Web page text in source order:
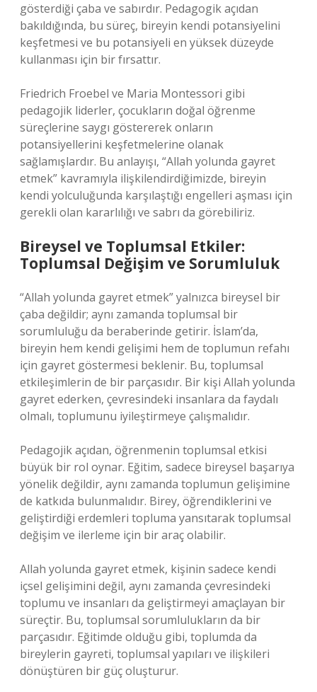
gösterdiği çaba ve sabırdır. Pedagogik açıdan
bakıldığında, bu süreç, bireyin kendi potansiyelini
keşfetmesi ve bu potansiyeli en yüksek düzeyde
kullanması için bir fırsattır.
Friedrich Froebel ve Maria Montessori gibi
pedagojik liderler, çocukların doğal öğrenme
süreçlerine saygı göstererek onların
potansiyellerini keşfetmelerine olanak
sağlamışlardır. Bu anlayışı, “Allah yolunda gayret
etmek” kavramıyla ilişkilendirdiğimizde, bireyin
kendi yolculuğunda karşılaştığı engelleri aşması için
gerekli olan kararlılığı ve sabrı da görebiliriz.
Bireysel ve Toplumsal Etkiler:
Toplumsal Değişim ve Sorumluluk
“Allah yolunda gayret etmek” yalnızca bireysel bir
çaba değildir; aynı zamanda toplumsal bir
sorumluluğu da beraberinde getirir. İslam’da,
bireyin hem kendi gelişimi hem de toplumun refahı
için gayret göstermesi beklenir. Bu, toplumsal
etkileşimlerin de bir parçasıdır. Bir kişi Allah yolunda
gayret ederken, çevresindeki insanlara da faydalı
olmalı, toplumunu iyileştirmeye çalışmalıdır.
Pedagojik açıdan, öğrenmenin toplumsal etkisi
büyük bir rol oynar. Eğitim, sadece bireysel başarıya
yönelik değildir, aynı zamanda toplumun gelişimine
de katkıda bulunmalıdır. Birey, öğrendiklerini ve
geliştirdiği erdemleri topluma yansıtarak toplumsal
değişim ve ilerleme için bir araç olabilir.
Allah yolunda gayret etmek, kişinin sadece kendi
içsel gelişimini değil, aynı zamanda çevresindeki
toplumu ve insanları da geliştirmeyi amaçlayan bir
süreçtir. Bu, toplumsal sorumlulukların da bir
parçasıdır. Eğitimde olduğu gibi, toplumda da
bireylerin gayreti, toplumsal yapıları ve ilişkileri
dönüştüren bir güç oluşturur.